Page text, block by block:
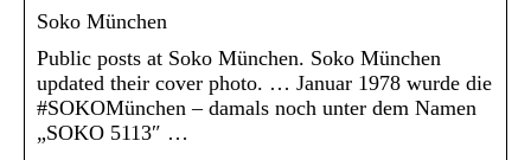
Soko München
Public posts at Soko München. Soko München
updated their cover photo. … Januar 1978 wurde die
#SOKOMünchen – damals noch unter dem Namen
„SOKO 5113″ …